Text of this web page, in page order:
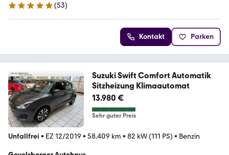
4.9 Sterne
(53)
Kontakt Parken
Suzuki Swift Comfort Automatik
Sitzheizung Klimaautomat
13.980 €
Sehr guter Preis
Unfallfrei • EZ 12/2019 • 58.409 km • 82 kW (111 PS) • Benzin